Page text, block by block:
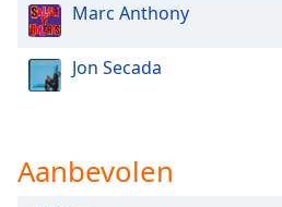
Text
Edge
Style
Family
Marc Anthony
Jon Secada
Aanbevolen